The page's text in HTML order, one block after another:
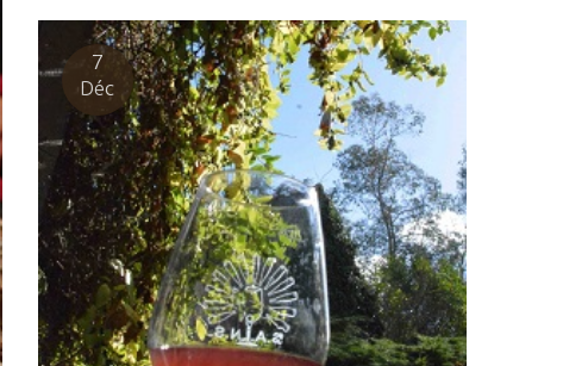
blend all the grape left, red or white. He made this
decision during his last trip in Japan in April 2017,
in front of a very active volcano called Sa…
kurajima (Kyushu), literally “Island of cherry
blossoms”, where he felt, again, that humans are
nothing in […]
7
Déc